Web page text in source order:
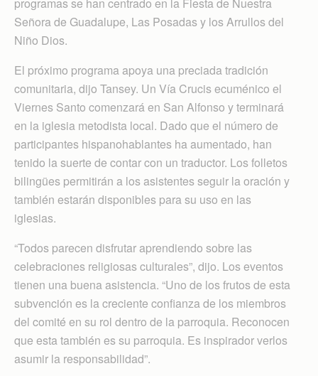
Señora de Guadalupe, Las Posadas y los Arrullos del
Niño Dios.
El próximo programa apoya una preciada tradición
comunitaria, dijo Tansey. Un Vía Crucis ecuménico el
Viernes Santo comenzará en San Alfonso y terminará
en la iglesia metodista local. Dado que el número de
participantes hispanohablantes ha aumentado, han
tenido la suerte de contar con un traductor. Los folletos
bilingües permitirán a los asistentes seguir la oración y
también estarán disponibles para su uso en las
iglesias.
“Todos parecen disfrutar aprendiendo sobre las
celebraciones religiosas culturales”, dijo. Los eventos
tienen una buena asistencia. “Uno de los frutos de esta
subvención es la creciente confianza de los miembros
del comité en su rol dentro de la parroquia. Reconocen
que esta también es su parroquia. Es inspirador verlos
asumir la responsabilidad”.